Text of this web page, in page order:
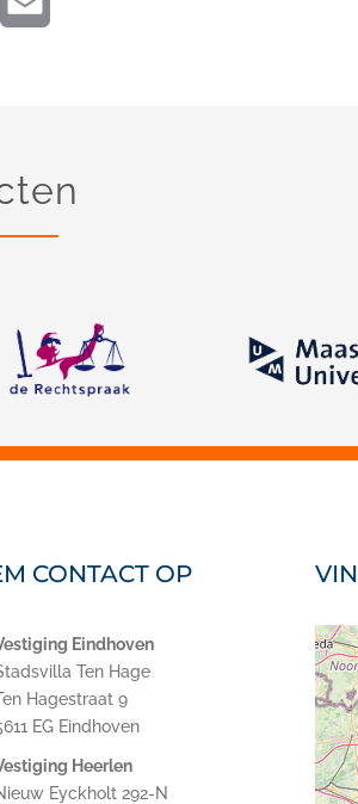
CONTACT OP
Eindhoven
Ten Hage
Hagestraat 9
EG Eindhoven
Heerlen
Eyckholt 292-N